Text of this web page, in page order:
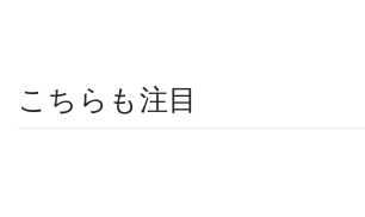
こちらも注目